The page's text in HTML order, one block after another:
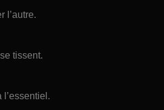
l’autre.
tissent.